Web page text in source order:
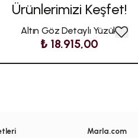
Ürünlerimizi Keşfet!
Altın Göz Detaylı Yüzük
₺ 18.915,00
Marla.com